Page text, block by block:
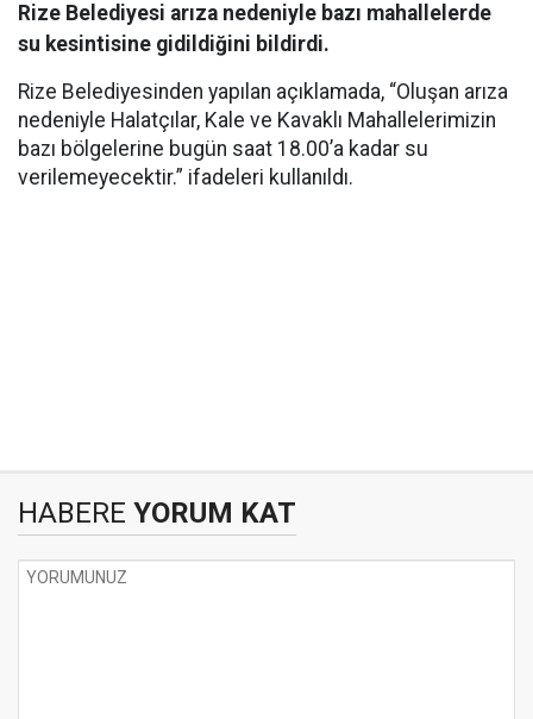
Rize Belediyesi arıza nedeniyle bazı mahallelerde
su kesintisine gidildiğini bildirdi.
Rize Belediyesinden yapılan açıklamada, “Oluşan arıza
nedeniyle Halatçılar, Kale ve Kavaklı Mahallelerimizin
bazı bölgelerine bugün saat 18.00’a kadar su
verilemeyecektir.” ifadeleri kullanıldı.
HABERE YORUM KAT